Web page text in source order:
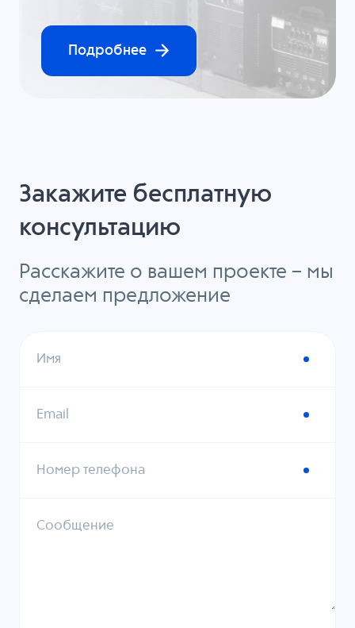
Подробнее
Закажите бесплатную
консультацию
Расскажите о вашем проекте – мы
сделаем предложение
Имя
Email
Номер телефона
Сообщение